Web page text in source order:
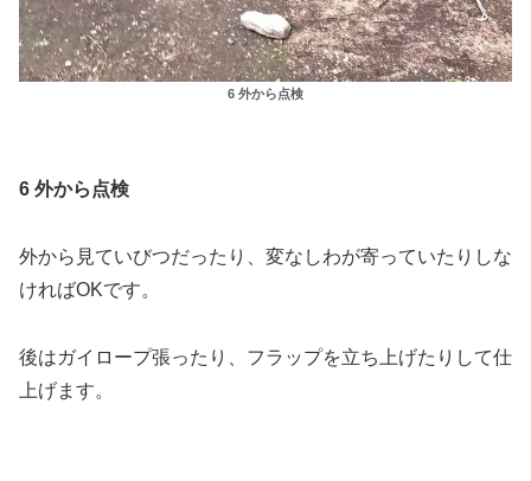
6 外から点検
6 外から点検
外から見ていびつだったり、変なしわが寄っていたりしな
ければOKです。
後はガイロープ張ったり、フラップを立ち上げたりして仕
上げます。